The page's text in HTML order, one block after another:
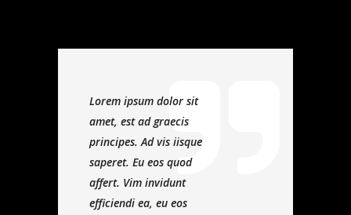
Lorem ipsum dolor sit
amet, est ad graecis
principes. Ad vis iisque
saperet. Eu eos quod
affert. Vim invidunt
efficiendi ea, eu eos